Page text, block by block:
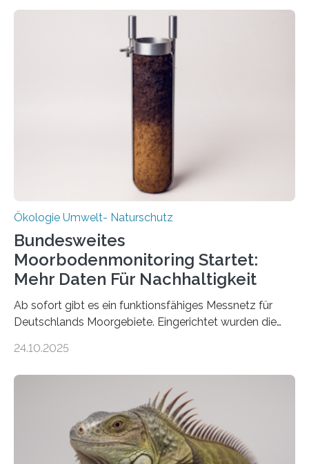
Veränderung der Wirtschaft wichtig ist, zeigt der vom
Deutschen Biomasseforschungszentrum und der
Stadtreinigung Leipzig konzipierte und am 24. Oktober
2025 offiziell eingeweihte Stadtrundgang „KreisLauf“. Er
ist ab sofort im Leipziger Stadtgebiet…
Ökologie Umwelt- Naturschutz
Bundesweites
Moorbodenmonitoring Startet:
Mehr Daten Für Nachhaltigkeit
Ab sofort gibt es ein funktionsfähiges Messnetz für
Deutschlands Moorgebiete. Eingerichtet wurden die
vergangenen fünf Jahren von Wissenschaftlerinnen
heutigen Donnerstag übergeben sie ihren Bericht zur
Aufbauphase an den Auftraggeber, das
Bundesministerium für Landwirtschaft, Ernährung und
Heimat. Braunschweig/Eberswalde (23. Oktober 2025).
Ein Netz aus 155 Messstationen spannt sich neuerdings
24.10.2025